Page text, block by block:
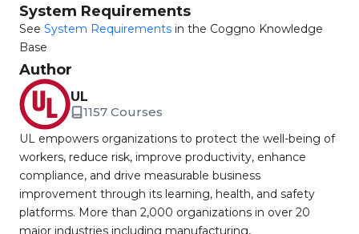
System Requirements
See System Requirements in the Coggno Knowledge
Base
Author
UL
1157 Courses
UL empowers organizations to protect the well-being of
workers, reduce risk, improve productivity, enhance
compliance, and drive measurable business
improvement through its learning, health, and safety
platforms. More than 2,000 organizations in over 20
major industries including manufacturing,